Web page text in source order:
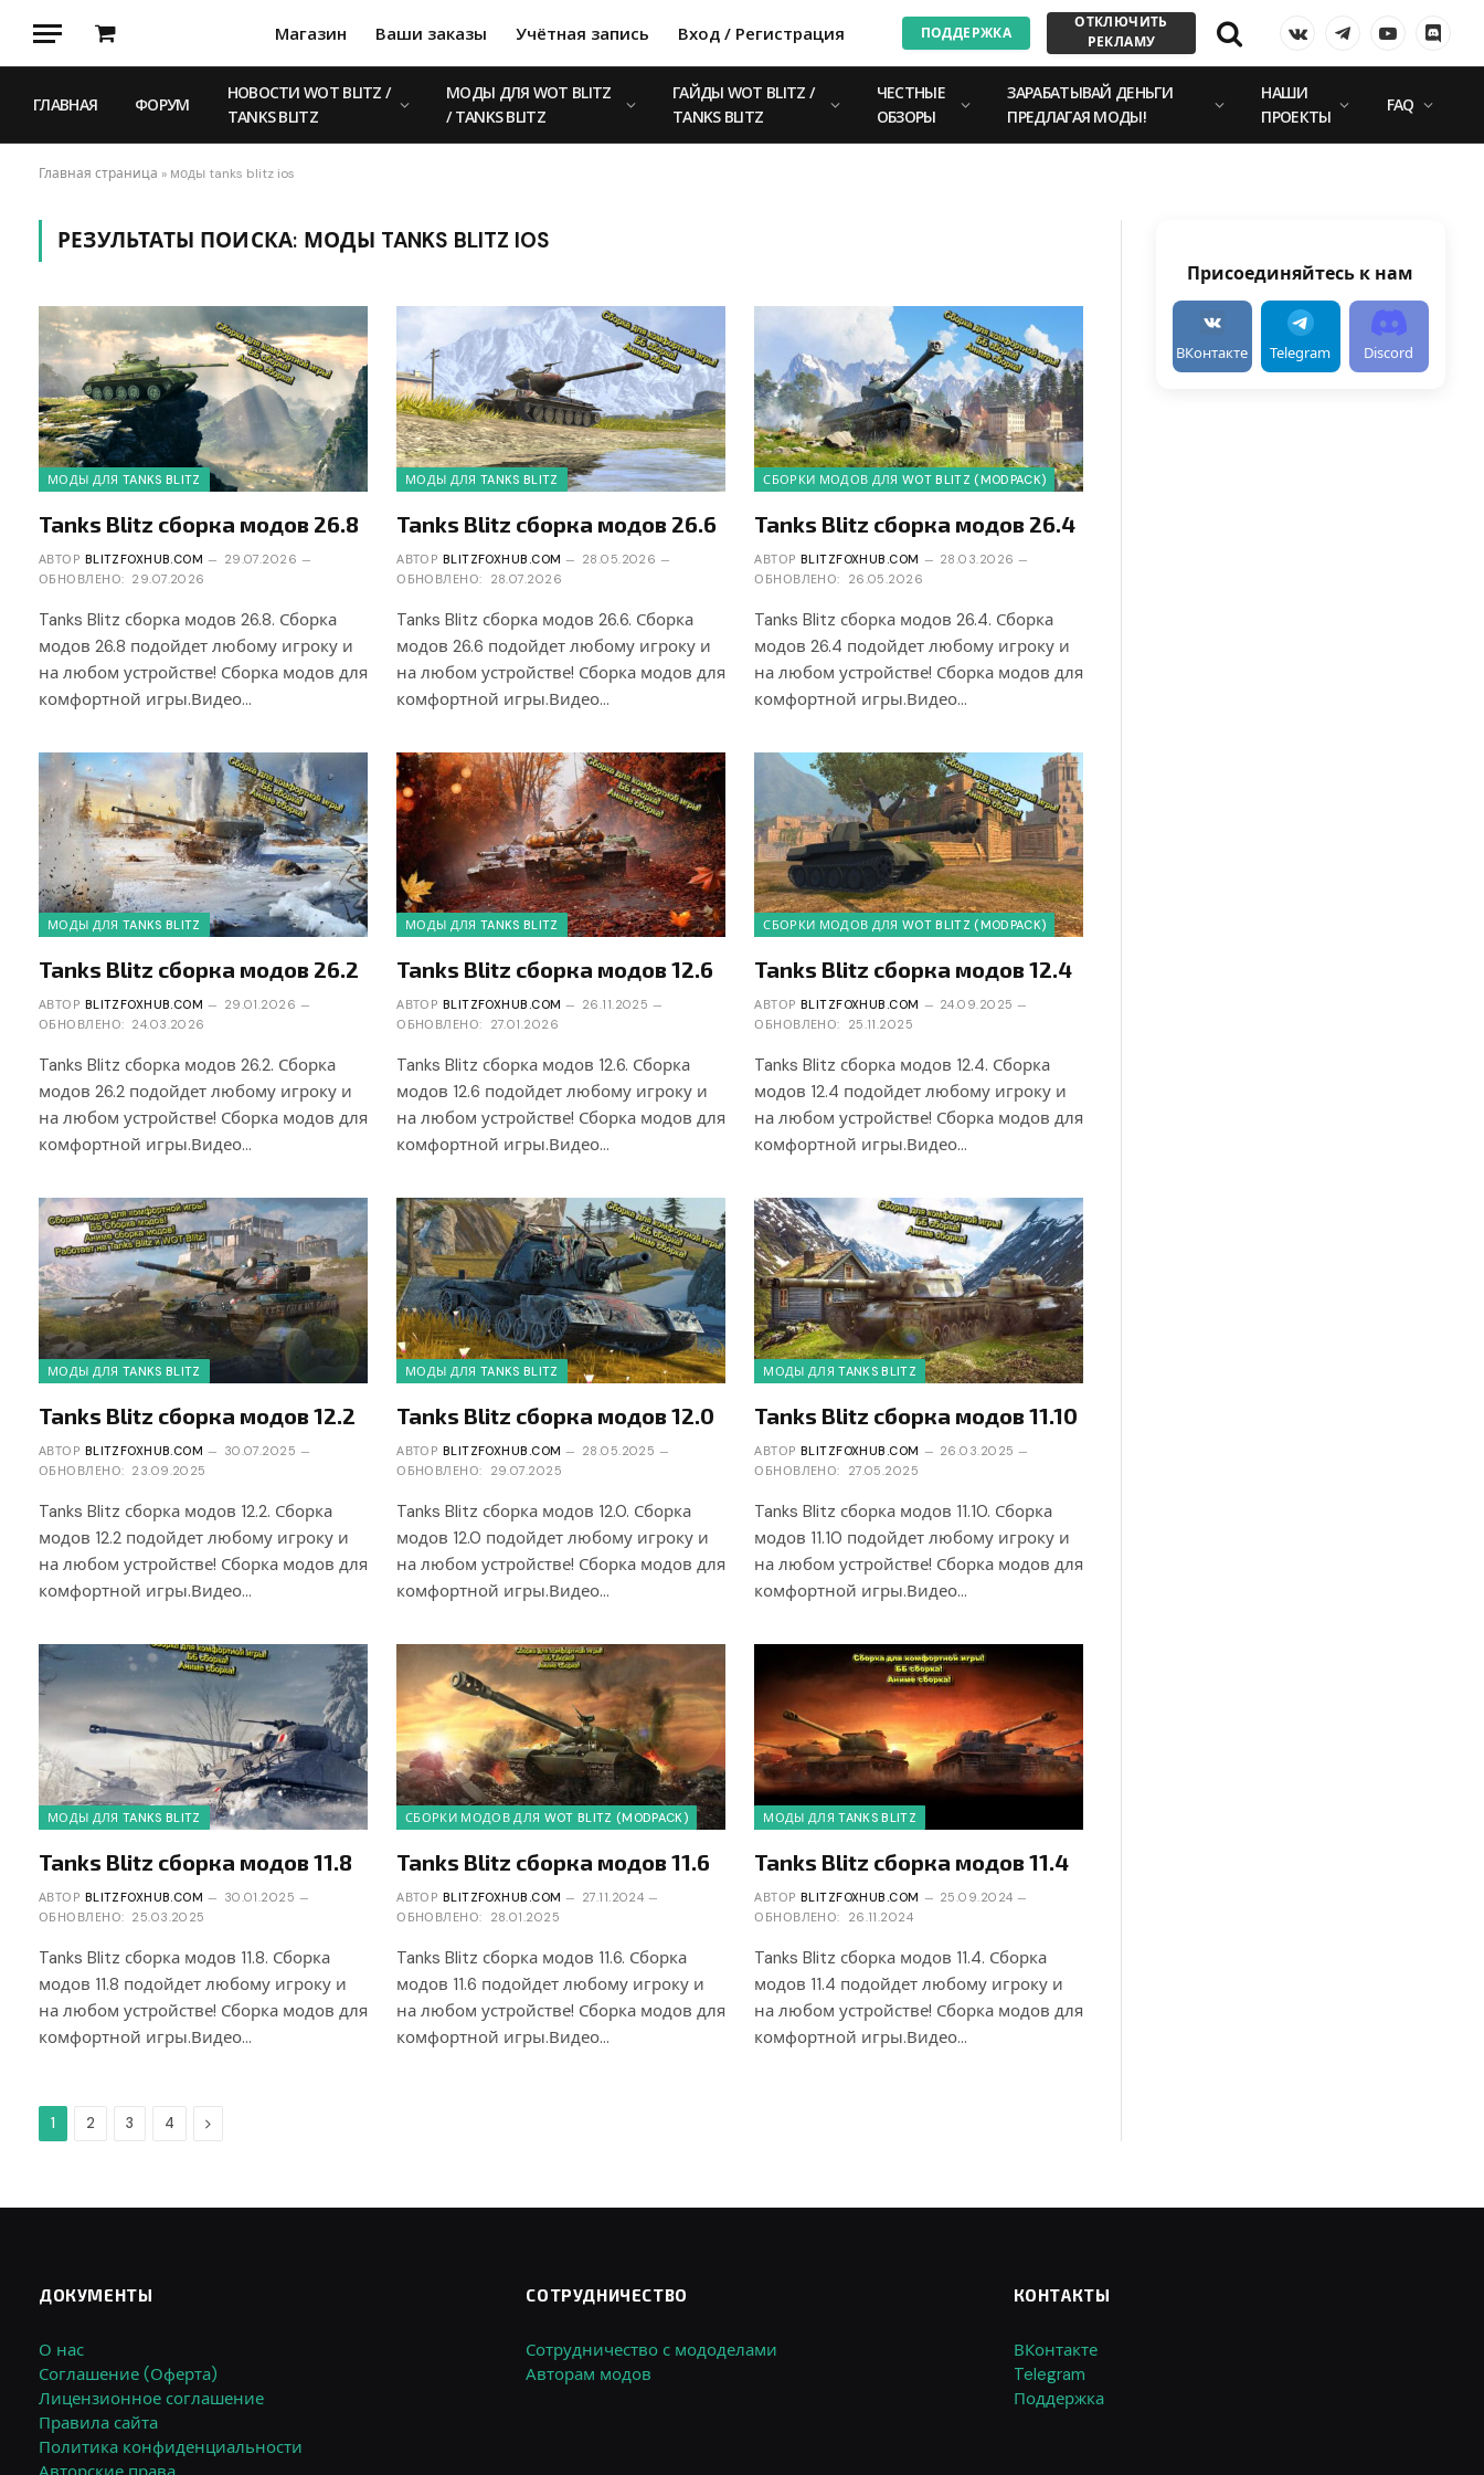
Корзина
Магазин Ваши заказы Учётная запись Вход / Регистрация ПОДДЕРЖКА
ОТКЛЮЧИТЬ
РЕКЛАМУ
VKontakteTelegramYouTube
ГЛАВНАЯ ФОРУМ
НОВОСТИ WOT BLITZ /
TANKS BLITZ
МОДЫ ДЛЯ WOT BLITZ
/ TANKS BLITZ
ГАЙДЫ WOT BLITZ /
TANKS BLITZ
ЧЕСТНЫЕ
ОБЗОРЫ
ЗАРАБАТЫВАЙ ДЕНЬГИ
ПРЕДЛАГАЯ МОДЫ!
НАШИ
ПРОЕКТЫ
FAQ
Главная страница » моды tanks blitz ios
РЕЗУЛЬТАТЫ ПОИСКА: МОДЫ TANKS BLITZ IOS
МОДЫ ДЛЯ TANKS BLITZ
Tanks Blitz сборка модов 26.8
АВТОР BLITZFOXHUB.COM
29.07.2026
ОБНОВЛЕНО: 29.07.2026
Tanks Blitz сборка модов 26.8. Сборка
модов 26.8 подойдет любому игроку и
на любом устройстве! Сборка модов для
комфортной игры.Видео…
МОДЫ ДЛЯ TANKS BLITZ
Tanks Blitz сборка модов 26.6
АВТОР BLITZFOXHUB.COM
28.05.2026
ОБНОВЛЕНО:
28.07.2026
Tanks Blitz сборка модов 26.6. Сборка
модов 26.6 подойдет любому игроку и
на любом устройстве! Сборка модов для
комфортной игры.Видео…
СБОРКИ МОДОВ ДЛЯ WOT BLITZ (MODPACK)
Tanks Blitz сборка модов 26.4
АВТОР BLITZFOXHUB.COM
28.03.2026
ОБНОВЛЕНО:
26.05.2026
Tanks Blitz сборка модов 26.4. Сборка
модов 26.4 подойдет любому игроку и
на любом устройстве! Сборка модов для
комфортной игры.Видео…
МОДЫ ДЛЯ TANKS BLITZ
Tanks Blitz сборка модов 26.2
АВТОР BLITZFOXHUB.COM
29.01.2026
ОБНОВЛЕНО: 24.03.2026
Tanks Blitz сборка модов 26.2. Сборка
модов 26.2 подойдет любому игроку и
на любом устройстве! Сборка модов для
комфортной игры.Видео…
МОДЫ ДЛЯ TANKS BLITZ
Tanks Blitz сборка модов 12.6
АВТОР BLITZFOXHUB.COM
26.11.2025
ОБНОВЛЕНО:
27.01.2026
Tanks Blitz сборка модов 12.6. Сборка
модов 12.6 подойдет любому игроку и
на любом устройстве! Сборка модов для
комфортной игры.Видео…
СБОРКИ МОДОВ ДЛЯ WOT BLITZ (MODPACK)
Tanks Blitz сборка модов 12.4
АВТОР BLITZFOXHUB.COM
24.09.2025
ОБНОВЛЕНО:
25.11.2025
Tanks Blitz сборка модов 12.4. Сборка
модов 12.4 подойдет любому игроку и
на любом устройстве! Сборка модов для
комфортной игры.Видео…
МОДЫ ДЛЯ TANKS BLITZ
Tanks Blitz сборка модов 12.2
АВТОР BLITZFOXHUB.COM
30.07.2025
ОБНОВЛЕНО: 23.09.2025
Tanks Blitz сборка модов 12.2. Сборка
модов 12.2 подойдет любому игроку и
на любом устройстве! Сборка модов для
комфортной игры.Видео…
МОДЫ ДЛЯ TANKS BLITZ
Tanks Blitz сборка модов 12.0
АВТОР BLITZFOXHUB.COM
28.05.2025
ОБНОВЛЕНО:
29.07.2025
Tanks Blitz сборка модов 12.0. Сборка
модов 12.0 подойдет любому игроку и
на любом устройстве! Сборка модов для
комфортной игры.Видео…
МОДЫ ДЛЯ TANKS BLITZ
Tanks Blitz сборка модов 11.10
АВТОР BLITZFOXHUB.COM
26.03.2025
ОБНОВЛЕНО:
27.05.2025
Tanks Blitz сборка модов 11.10. Сборка
модов 11.10 подойдет любому игроку и
на любом устройстве! Сборка модов для
комфортной игры.Видео…
МОДЫ ДЛЯ TANKS BLITZ
Tanks Blitz сборка модов 11.8
АВТОР BLITZFOXHUB.COM
30.01.2025
ОБНОВЛЕНО: 25.03.2025
Tanks Blitz сборка модов 11.8. Сборка
модов 11.8 подойдет любому игроку и
на любом устройстве! Сборка модов для
комфортной игры.Видео…
СБОРКИ МОДОВ ДЛЯ WOT BLITZ (MODPACK)
Tanks Blitz сборка модов 11.6
АВТОР BLITZFOXHUB.COM
27.11.2024
ОБНОВЛЕНО:
28.01.2025
Tanks Blitz сборка модов 11.6. Сборка
модов 11.6 подойдет любому игроку и
на любом устройстве! Сборка модов для
комфортной игры.Видео…
МОДЫ ДЛЯ TANKS BLITZ
Tanks Blitz сборка модов 11.4
АВТОР BLITZFOXHUB.COM
25.09.2024
ОБНОВЛЕНО:
26.11.2024
Tanks Blitz сборка модов 11.4. Сборка
модов 11.4 подойдет любому игроку и
на любом устройстве! Сборка модов для
комфортной игры.Видео…
1 2 3 4 Дальше
Присоединяйтесь к нам
ВКонтакте Telegram Discord
ДОКУМЕНТЫ
О нас
Соглашение (Оферта)
Лицензионное соглашение
Правила сайта
Политика конфиденциальности
СОТРУДНИЧЕСТВО
Сотрудничество с мододелами
Авторам модов
КОНТАКТЫ
ВКонтакте
Telegram
Поддержка